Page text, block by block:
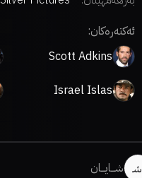
ئەکتەرەکان:
Scott Adkins
Israel Islas
شـ شـــایـــان